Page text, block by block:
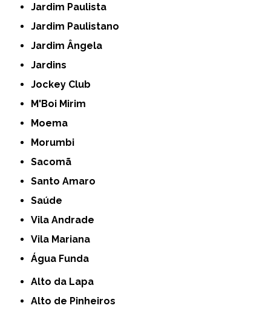
Jardim Paulista
Jardim Paulistano
Jardim Ângela
Jardins
Jockey Club
M'Boi Mirim
Moema
Morumbi
Sacomã
Santo Amaro
Saúde
Vila Andrade
Vila Mariana
Água Funda
Alto da Lapa
Alto de Pinheiros